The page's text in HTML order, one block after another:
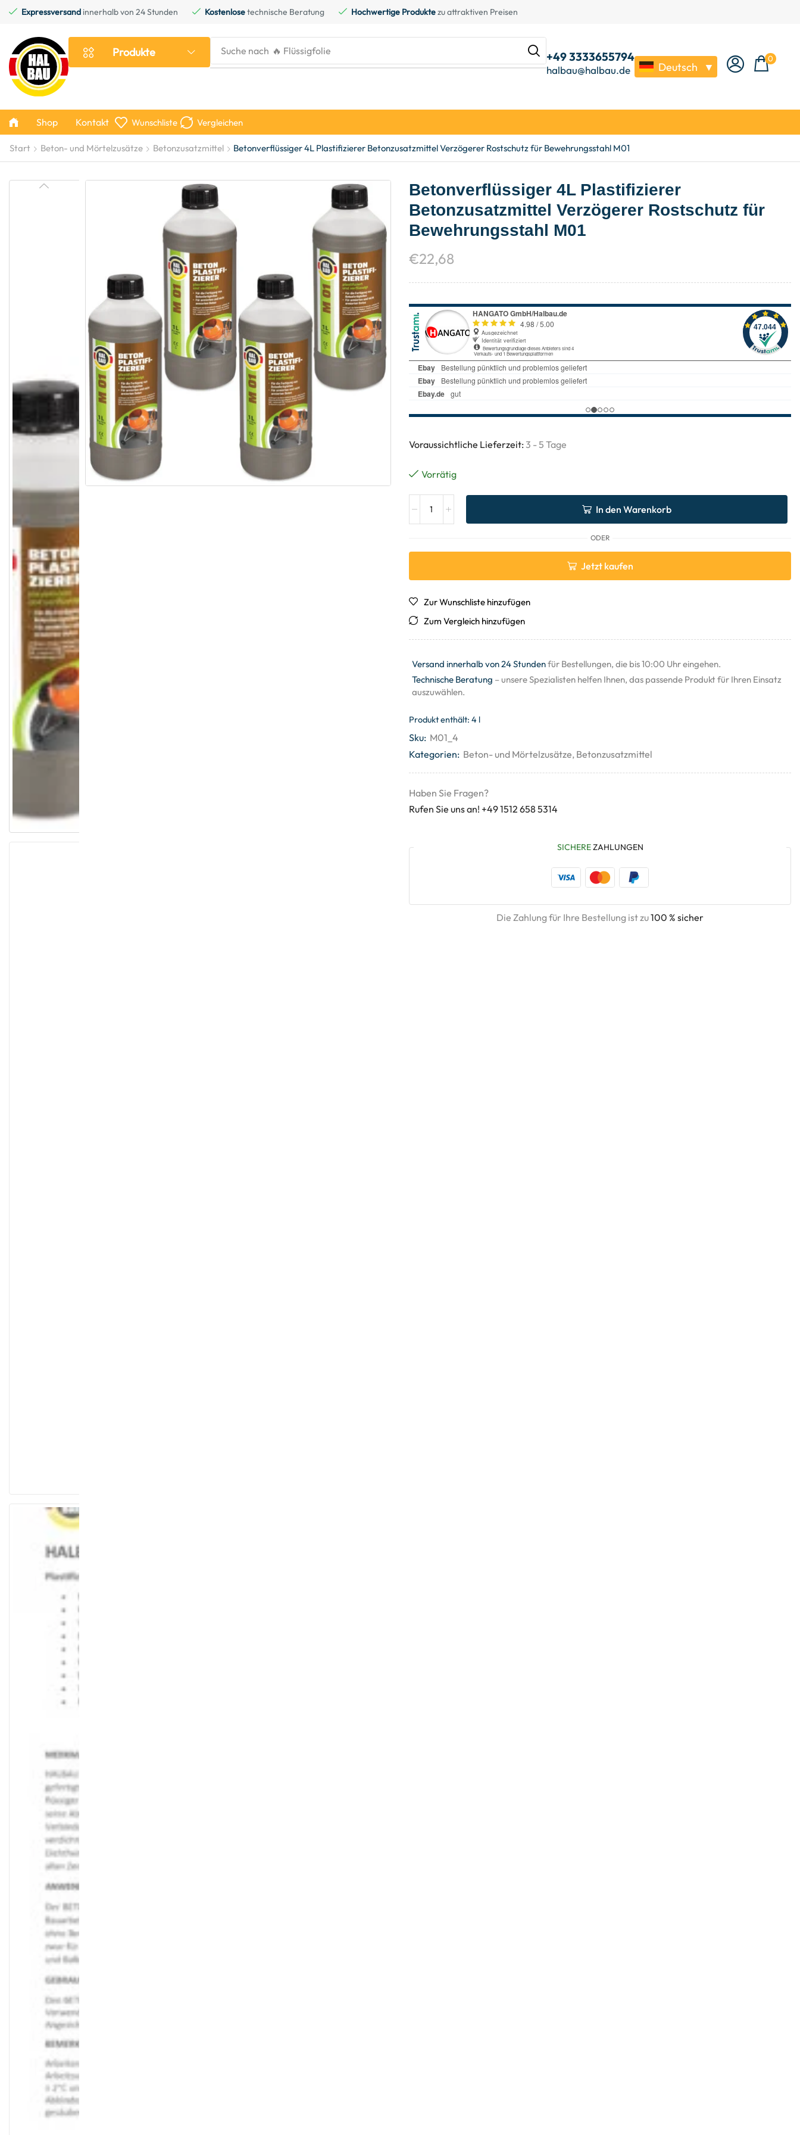
Expressversand innerhalb von 24 Stunden Kostenlosetechnische Beratung Hochwertige Produktezu attraktiven Preisen
Produkte Suche nach 🔥 Flüssigfolie +49 3333655794
halbau@halbau.de Deutsch ▼
0
Shop Kontakt Wunschliste Vergleichen
Start Beton- und Mörtelzusätze Betonzusatzmittel Betonverflüssiger 4L Plastifizierer Betonzusatzmittel Verzögerer Rostschutz für Bewehrungsstahl M01
Betonverflüssiger 4L Plastifizierer
Betonzusatzmittel Verzögerer Rostschutz für
Bewehrungsstahl M01
€22,68
Voraussichtliche Lieferzeit: 3 - 5 Tage
Vorrätig
In den Warenkorb
ODER
Jetzt kaufen
Zur Wunschliste hinzufügen
Zum Vergleich hinzufügen
Versand innerhalb von 24 Stundenfür Bestellungen, die bis 10:00 Uhr eingehen.
Technische Beratung – unsere Spezialisten helfen Ihnen, das passende Produkt für Ihren Einsatz
auszuwählen.
Produkt enthält: 4 l
Sku: M01_4
Kategorien: Beton- und Mörtelzusätze, Betonzusatzmittel
Haben Sie Fragen?
Rufen Sie uns an! +49 1512 658 5314
SICHEREZAHLUNGEN
Die Zahlung für Ihre Bestellung ist zu100 % sicher